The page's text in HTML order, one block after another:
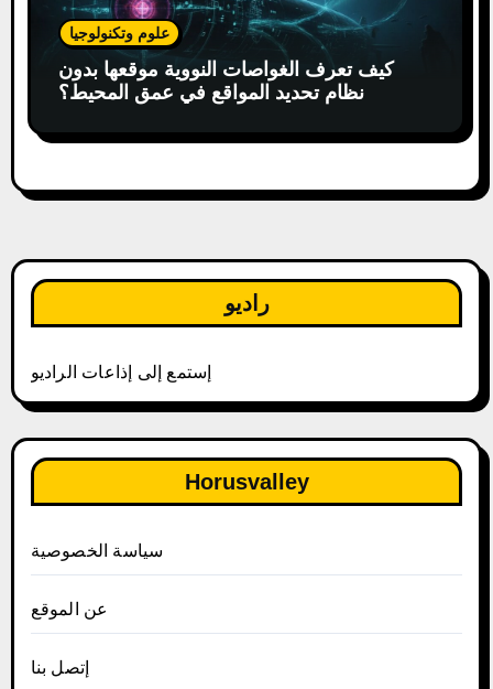
علوم وتكنولوجيا
كيف تعرف الغواصات النووية موقعها بدون
نظام تحديد المواقع في عمق المحيط؟
راديو
إستمع إلى إذاعات الراديو
Horusvalley
سياسة الخصوصية
عن الموقع
إتصل بنا